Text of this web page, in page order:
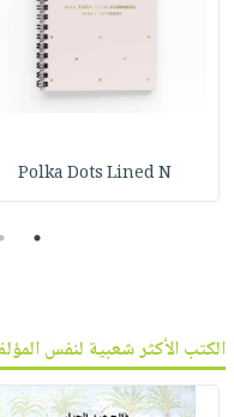
Polka Dots Lined N
1
الكتب الأكثر شعبية لنفس